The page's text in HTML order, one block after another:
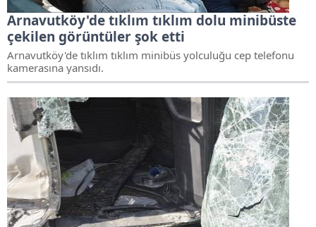
Arnavutköy'de tıklım tıklım dolu minibüste
çekilen görüntüler şok etti
Arnavutköy'de tıklım tıklım minibüs yolculuğu cep telefonu
kamerasına yansıdı.